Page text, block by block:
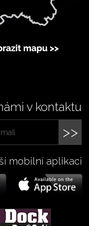
v kontaktu
>>
mobilní aplikaci